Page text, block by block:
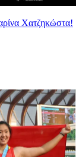
Χατζηκώστα!